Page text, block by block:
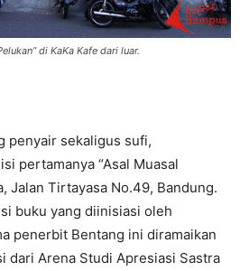
di KaKa Kafe dari luar.
penyair sekaligus sufi,
pertamanya “Asal Muasal
Jalan Tirtayasa No.49, Bandung.
buku yang diinisiasi oleh
penerbit Bentang ini diramaikan
dari Arena Studi Apresiasi Sastra